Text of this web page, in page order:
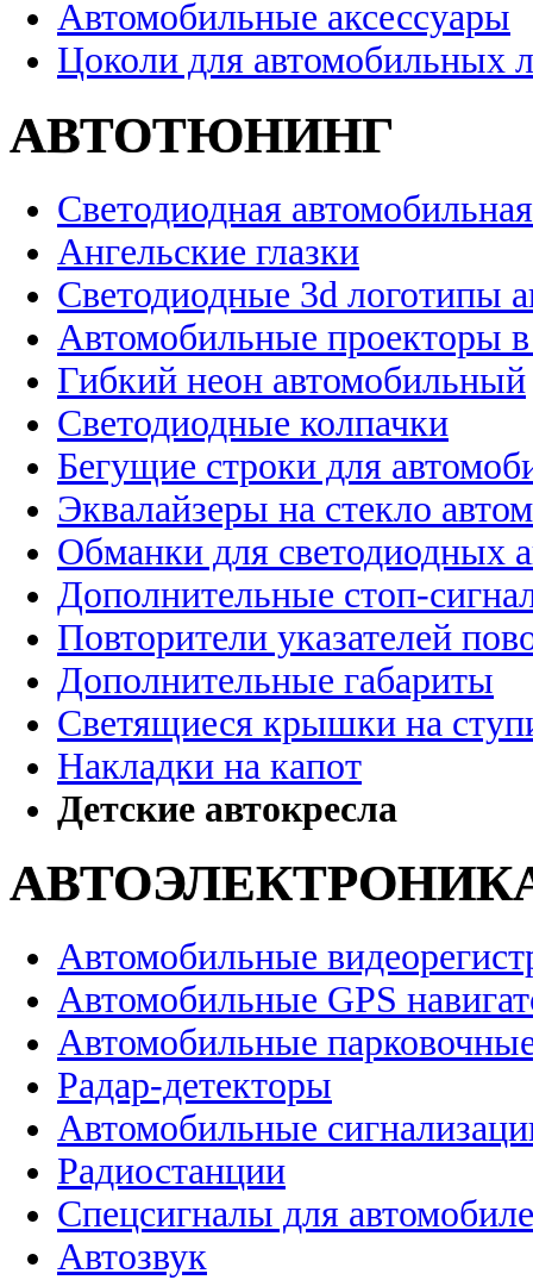
Автомобильные аксессуары
Цоколи для автомобильных
АВТОТЮНИНГ
Светодиодная
Ангельские глазки
Светодиодные 3d логотипы
Автомобильные проекторы
Гибкий неон автомобильный
Светодиодные колпачки
Бегущие строки для
Эквалайзеры на стекло
Обманки для светодиодных
Дополнительные стоп-
Повторители указателей
Дополнительные габариты
Светящиеся крышки на
Накладки на капот
Детские автокресла
Автомобильные
Автомобильные GPS
Автомобильные
Радар-детекторы
Автомобильные
Радиостанции
Спецсигналы для
Автозвук